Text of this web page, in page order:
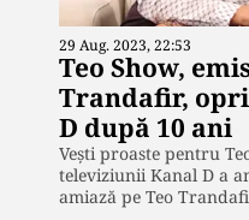
29 Aug. 2023, 22:53
Teo Show,
Trandafir,
D după 10 ani
Vești proaste pentru
televiziunii Kanal D a
amiază pe Teo